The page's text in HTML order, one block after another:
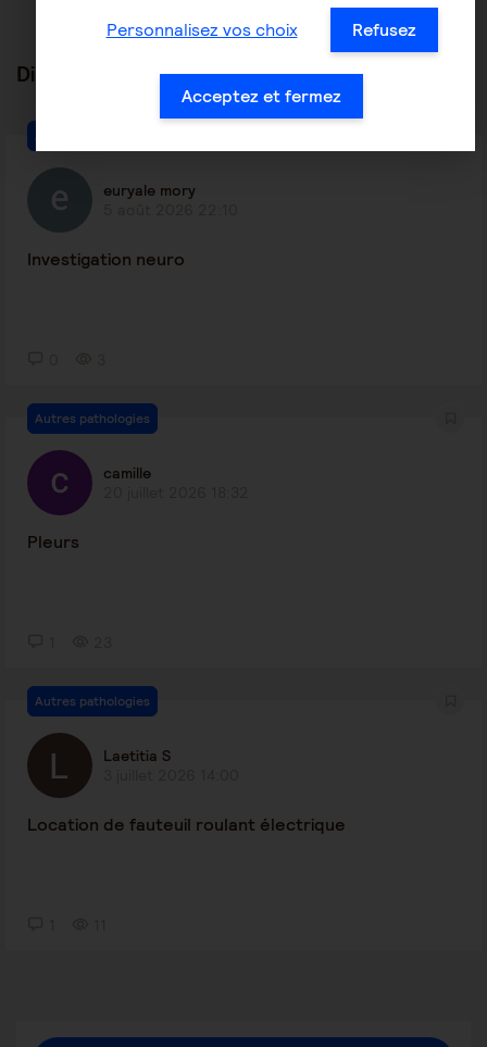
Discussions en lien tout voir
Autres pathologies
euryale mory
Investigation neuro
Autres pathologies
camille
Pleurs
Autres pathologies
Laetitia S
Location de fauteuil roulant électrique
Personnalisez vos choix Refusez
Acceptez et fermez